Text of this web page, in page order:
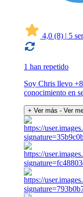
4,0 (8) | 5
1 han repetido
Soy Chris llevo
conocimiento en
+ Ver más - Ver